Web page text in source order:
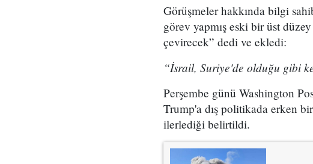
Görüşmeler hakkında bilgi
görev yapmış eski bir üst
çevirecek” dedi ve ekledi:
“İsrail, Suriye'de olduğu gibi
Perşembe günü Washington
Trump'a dış politikada erken
ilerlediği belirtildi.